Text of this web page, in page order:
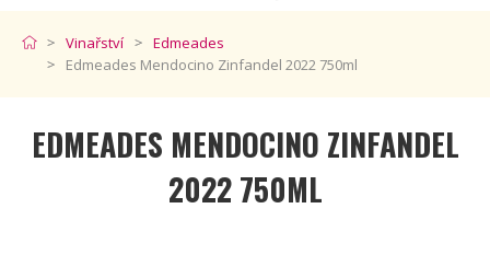
Vinařství
Edmeades
Edmeades Mendocino Zinfandel 2022 750ml
EDMEADES MENDOCINO ZINFANDEL
2022 750ML